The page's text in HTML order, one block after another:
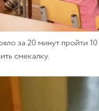
за 20 минут пройти
смекалку.